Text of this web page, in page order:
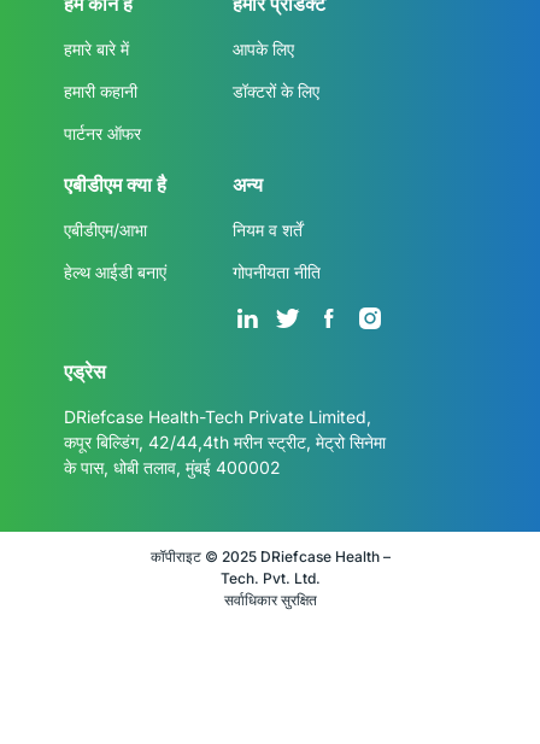
हमारे बारे में
हमारी कहानी
पार्टनर ऑफर
आपके लिए
डॉक्टरों के लिए
एबीडीएम क्या है
एबीडीएम/आभा
हेल्थ आईडी बनाएं
अन्य
नियम व शर्तें
गोपनीयता नीति
एड्रेस
DRiefcase Health-Tech Private Limited,
कपूर बिल्डिंग, 42/44,4th मरीन स्ट्रीट, मेट्रो सिनेमा
के पास, धोबी तलाव, मुंबई 400002
कॉपीराइट © 2025 DRiefcase Health –
Tech. Pvt. Ltd.
सर्वाधिकार सुरक्षित